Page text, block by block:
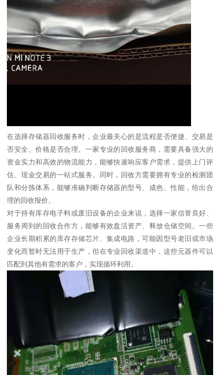
在选择存储器回收服务时，企业最关心的是流程是否便捷、交易是
否安全、价格是否合理。一家专业的回收服务商，需要具备强大的
资金实力和高效的物流能力，能够快速响应客户需求，提供上门评
估、现金交易的一站式服务。同时，回收方需要拥有专业的检测团
队和分拣体系，能够准确判断存储器的型号、成色、性能，给出合
理的回收报价。
对于持有库存电子料或废旧设备的企业来说，选择一家信誉良好、
服务周到的回收合作方，能够有效盘活资产、释放仓储空间。一些
企业长期积累的库存存储芯片、集成电路，可能因型号老旧或市场
变化而暂时无法用于生产，但在专业回收渠道中，这些元器件可以
匹配到其他有需求的客户，实现循环利用。